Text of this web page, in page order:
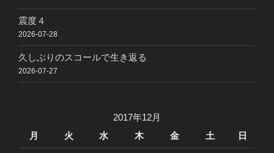
震度４
2026-07-28
久しぶりのスコールで生き返る
2026-07-27
2017年12月
月
火 水 木 金 土 日